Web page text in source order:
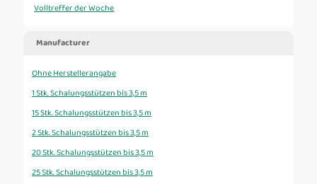
Volltreffer der Woche
Manufacturer
Ohne Herstellerangabe
1 Stk. Schalungsstützen bis 3,5 m
15 Stk. Schalungsstützen bis 3,5 m
2 Stk. Schalungsstützen bis 3,5 m
20 Stk. Schalungsstützen bis 3,5 m
25 Stk. Schalungsstützen bis 3,5 m